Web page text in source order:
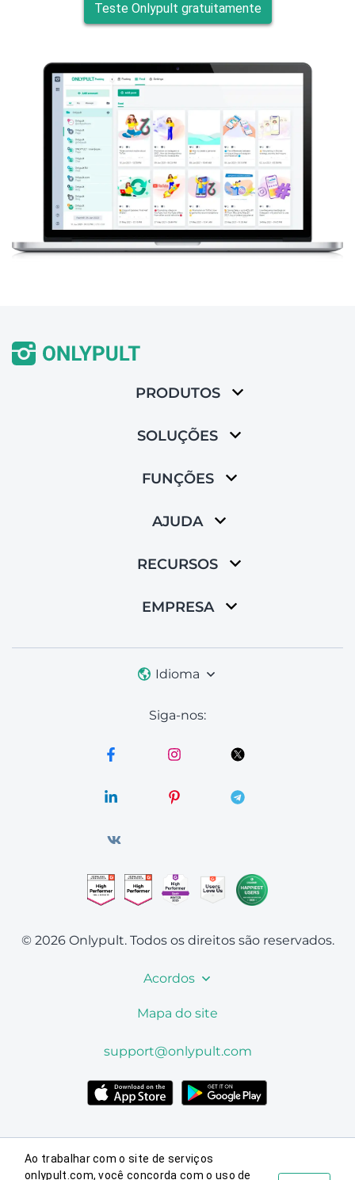
Teste Onlypult gratuitamente
PRODUTOS
SOLUÇÕES
FUNÇÕES
AJUDA
RECURSOS
EMPRESA
Idioma
Siga-nos:
© 2026 Onlypult. Todos os direitos são reservados.
Acordos
Mapa do site
support@onlypult.com
Ao trabalhar com o site de serviços
onlypult.com, você concorda com o uso de